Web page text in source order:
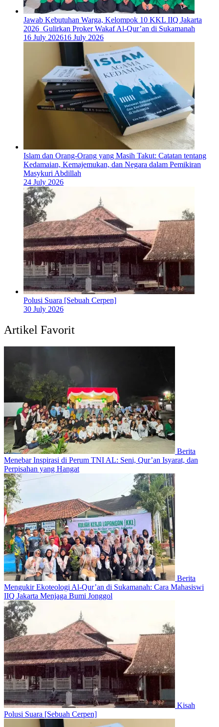
Jawab Kebutuhan Warga, Kelompok 10 KKL IIQ Jakarta
2026 Gulirkan Proker Wakaf Al-Qur’an di Sukamanah
16 July 202616 July 2026
Islam dan Orang-Orang yang Masih Takut: Catatan tentang
Kedamaian, Kemajemukan, dan Negara dalam Pemikiran
Masykuri Abdillah
24 July 2026
Polusi Suara [Sebuah Cerpen]
30 July 2026
Artikel Favorit
Berita
Menebar Inspirasi di Perum TNI AL: Seni, Qur’an Isyarat, dan
Perpisahan yang Hangat
Berita
Mengukir Ekoteologi Al-Qur’an di Sukamanah: Cara Mahasiswi
IIQ Jakarta Menjaga Bumi Jonggol
Kisah
Polusi Suara [Sebuah Cerpen]